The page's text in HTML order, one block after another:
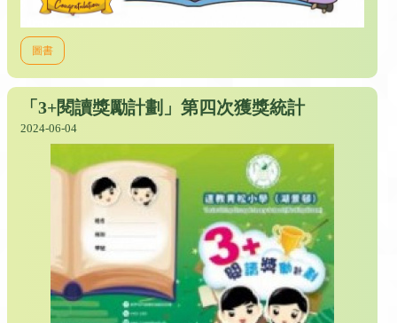
圖書
「3+閱讀獎勵計劃」第四次獲獎統計
2024-06-04